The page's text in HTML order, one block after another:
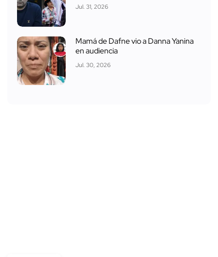
Jul. 31, 2026
Mamá de Dafne vio a Danna Yanina
en audiencia
Jul. 30, 2026